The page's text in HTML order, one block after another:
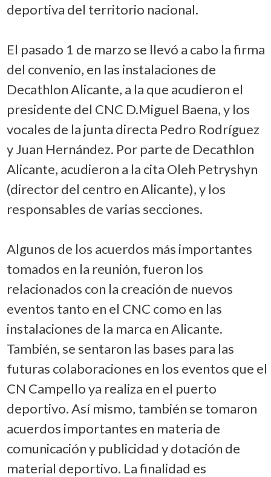
deportiva del territorio nacional.
El pasado 1 de marzo se llevó a cabo la firma
del convenio, en las instalaciones de
Decathlon Alicante, a la que acudieron el
presidente del CNC D.Miguel Baena, y los
vocales de la junta directa Pedro Rodríguez
y Juan Hernández. Por parte de Decathlon
Alicante, acudieron a la cita Oleh Petryshyn
(director del centro en Alicante), y los
responsables de varias secciones.
Algunos de los acuerdos más importantes
tomados en la reunión, fueron los
relacionados con la creación de nuevos
eventos tanto en el CNC como en las
instalaciones de la marca en Alicante.
También, se sentaron las bases para las
futuras colaboraciones en los eventos que el
CN Campello ya realiza en el puerto
deportivo. Así mismo, también se tomaron
acuerdos importantes en materia de
comunicación y publicidad y dotación de
material deportivo. La finalidad es